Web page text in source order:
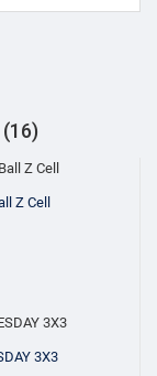
Z Cell
3X3